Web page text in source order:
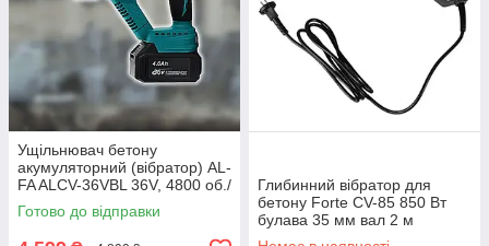
Ущільнювач бетону
акумуляторний (вібратор) AL-
FA ALCV-36VBL 36V, 4800 об./
хв, 1,5 м булава
Готово до відправки
Глибинний вібратор для
бетону Forte CV-85 850 Вт
булава 35 мм вал 2 м
електровібратор бетонний